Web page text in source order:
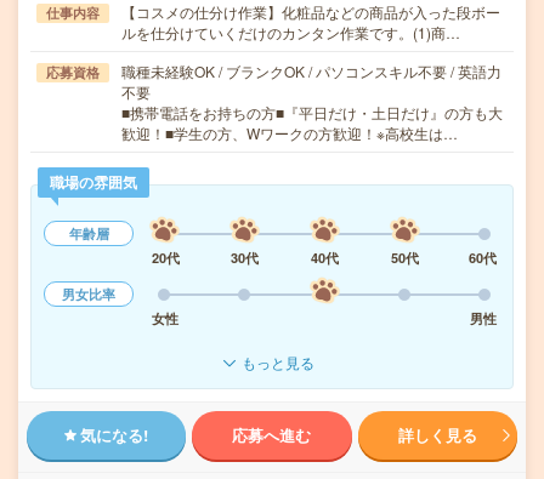
仕事内容
【コスメの仕分け作業】化粧品などの商品が入った段ボー
ルを仕分けていくだけのカンタン作業です。(1)商…
応募資格
職種未経験OK / ブランクOK / パソコンスキル不要 / 英語力
不要
■携帯電話をお持ちの方■『平日だけ・土日だけ』の方も大
歓迎！■学生の方、Wワークの方歓迎！※高校生は…
職場の雰囲気
年齢層
20代
30代 40代 50代
60代
男女比率
女性
男性
もっと見る
気になる! 応募へ進む 詳しく見る